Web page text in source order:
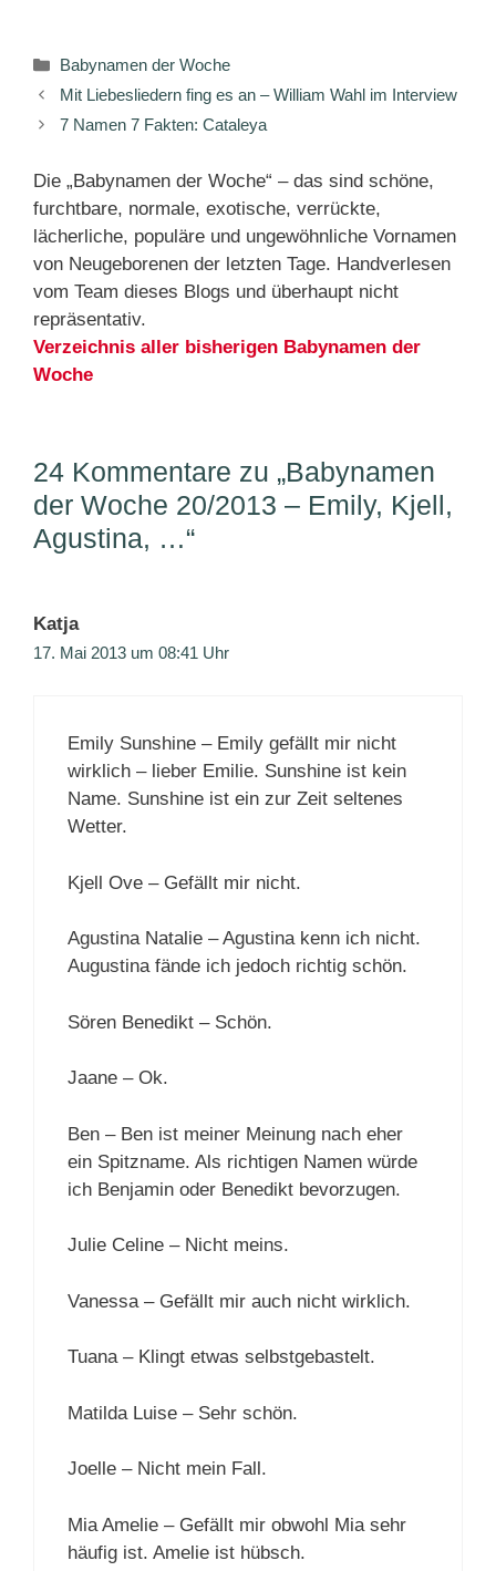
Kategorien
Babynamen der Woche
Mit Liebesliedern fing es an – William Wahl im Interview
7 Namen 7 Fakten: Cataleya
Die „Babynamen der Woche“ – das sind schöne,
furchtbare, normale, exotische, verrückte,
lächerliche, populäre und ungewöhnliche Vornamen
von Neugeborenen der letzten Tage. Handverlesen
vom Team dieses Blogs und überhaupt nicht
repräsentativ.
Verzeichnis aller bisherigen Babynamen der
Woche
24 Kommentare zu „Babynamen
der Woche 20/2013 – Emily, Kjell,
Agustina, …“
Katja
17. Mai 2013 um 08:41 Uhr
Emily Sunshine – Emily gefällt mir nicht
wirklich – lieber Emilie. Sunshine ist kein
Name. Sunshine ist ein zur Zeit seltenes
Wetter.
Kjell Ove – Gefällt mir nicht.
Agustina Natalie – Agustina kenn ich nicht.
Augustina fände ich jedoch richtig schön.
Sören Benedikt – Schön.
Jaane – Ok.
Ben – Ben ist meiner Meinung nach eher
ein Spitzname. Als richtigen Namen würde
ich Benjamin oder Benedikt bevorzugen.
Julie Celine – Nicht meins.
Vanessa – Gefällt mir auch nicht wirklich.
Tuana – Klingt etwas selbstgebastelt.
Matilda Luise – Sehr schön.
Joelle – Nicht mein Fall.
Mia Amelie – Gefällt mir obwohl Mia sehr
häufig ist. Amelie ist hübsch.